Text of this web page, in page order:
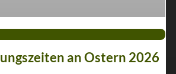
an Ostern 2026